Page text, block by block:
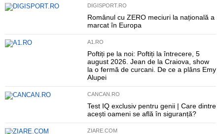
DIGISPORT.RO
Românul cu ZERO meciuri la națională a
marcat în Europa
A1.RO
Poftiți pe la noi: Poftiți la întrecere, 5
august 2026. Jean de la Craiova, show
la o fermă de curcani. De ce a plâns Emy
Alupei
CANCAN.RO
Test IQ exclusiv pentru genii | Care dintre
acești oameni se află în siguranță?
ZIARE.COM